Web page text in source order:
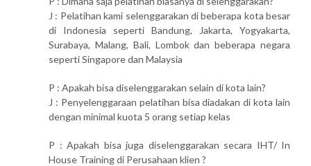
J : Pelatihan kami selenggarakan di beberapa kota besar
di Indonesia seperti Bandung, Jakarta, Yogyakarta,
Surabaya, Malang, Bali, Lombok dan beberapa negara
seperti Singapore dan Malaysia
P : Apakah bisa diselenggarakan selain di kota lain?
J : Penyelenggaraan pelatihan bisa diadakan di kota lain
dengan minimal kuota 5 orang setiap kelas
P : Apakah bisa juga diselenggarakan secara IHT/ In
House Training di Perusahaan klien ?